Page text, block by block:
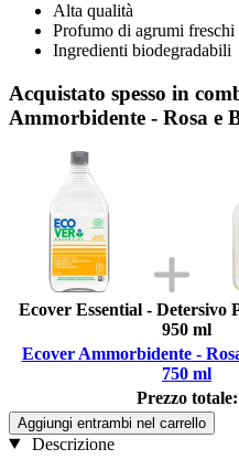
Alta qualità
Profumo di agrumi freschi
Ingredienti biodegradabili
Acquistato spesso in
Ammorbidente - Rosa e
Ecover Essential - Detersivo
950 ml
Ecover Ammorbidente -
750 ml
Prezzo totale:
Aggiungi entrambi nel carrello
Descrizione